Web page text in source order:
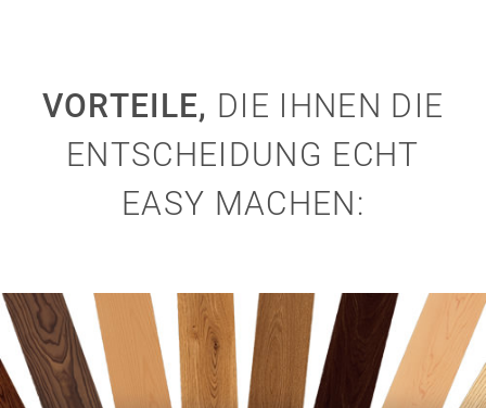
VORTEILE, DIE IHNEN DIE
ENTSCHEIDUNG ECHT
EASY MACHEN: